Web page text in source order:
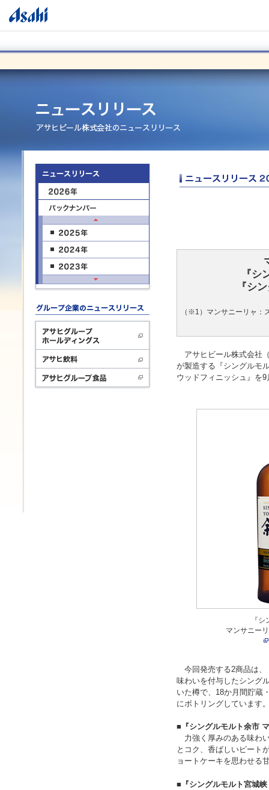
『
『シ
（※1）マンサニーリャ：
アサヒビール株式会社
が製造する『シングルモ
ウッドフィニッシュ』を
『
マンサニー
今回発売する2商品は、
味わいを付与したシング
いた樽で、18か月間貯蔵
にボトリングしています
■『シングルモルト余市
力強く厚みのある味わ
とコク、香ばしいピート
ョートケーキを思わせる
■『シングルモルト宮城